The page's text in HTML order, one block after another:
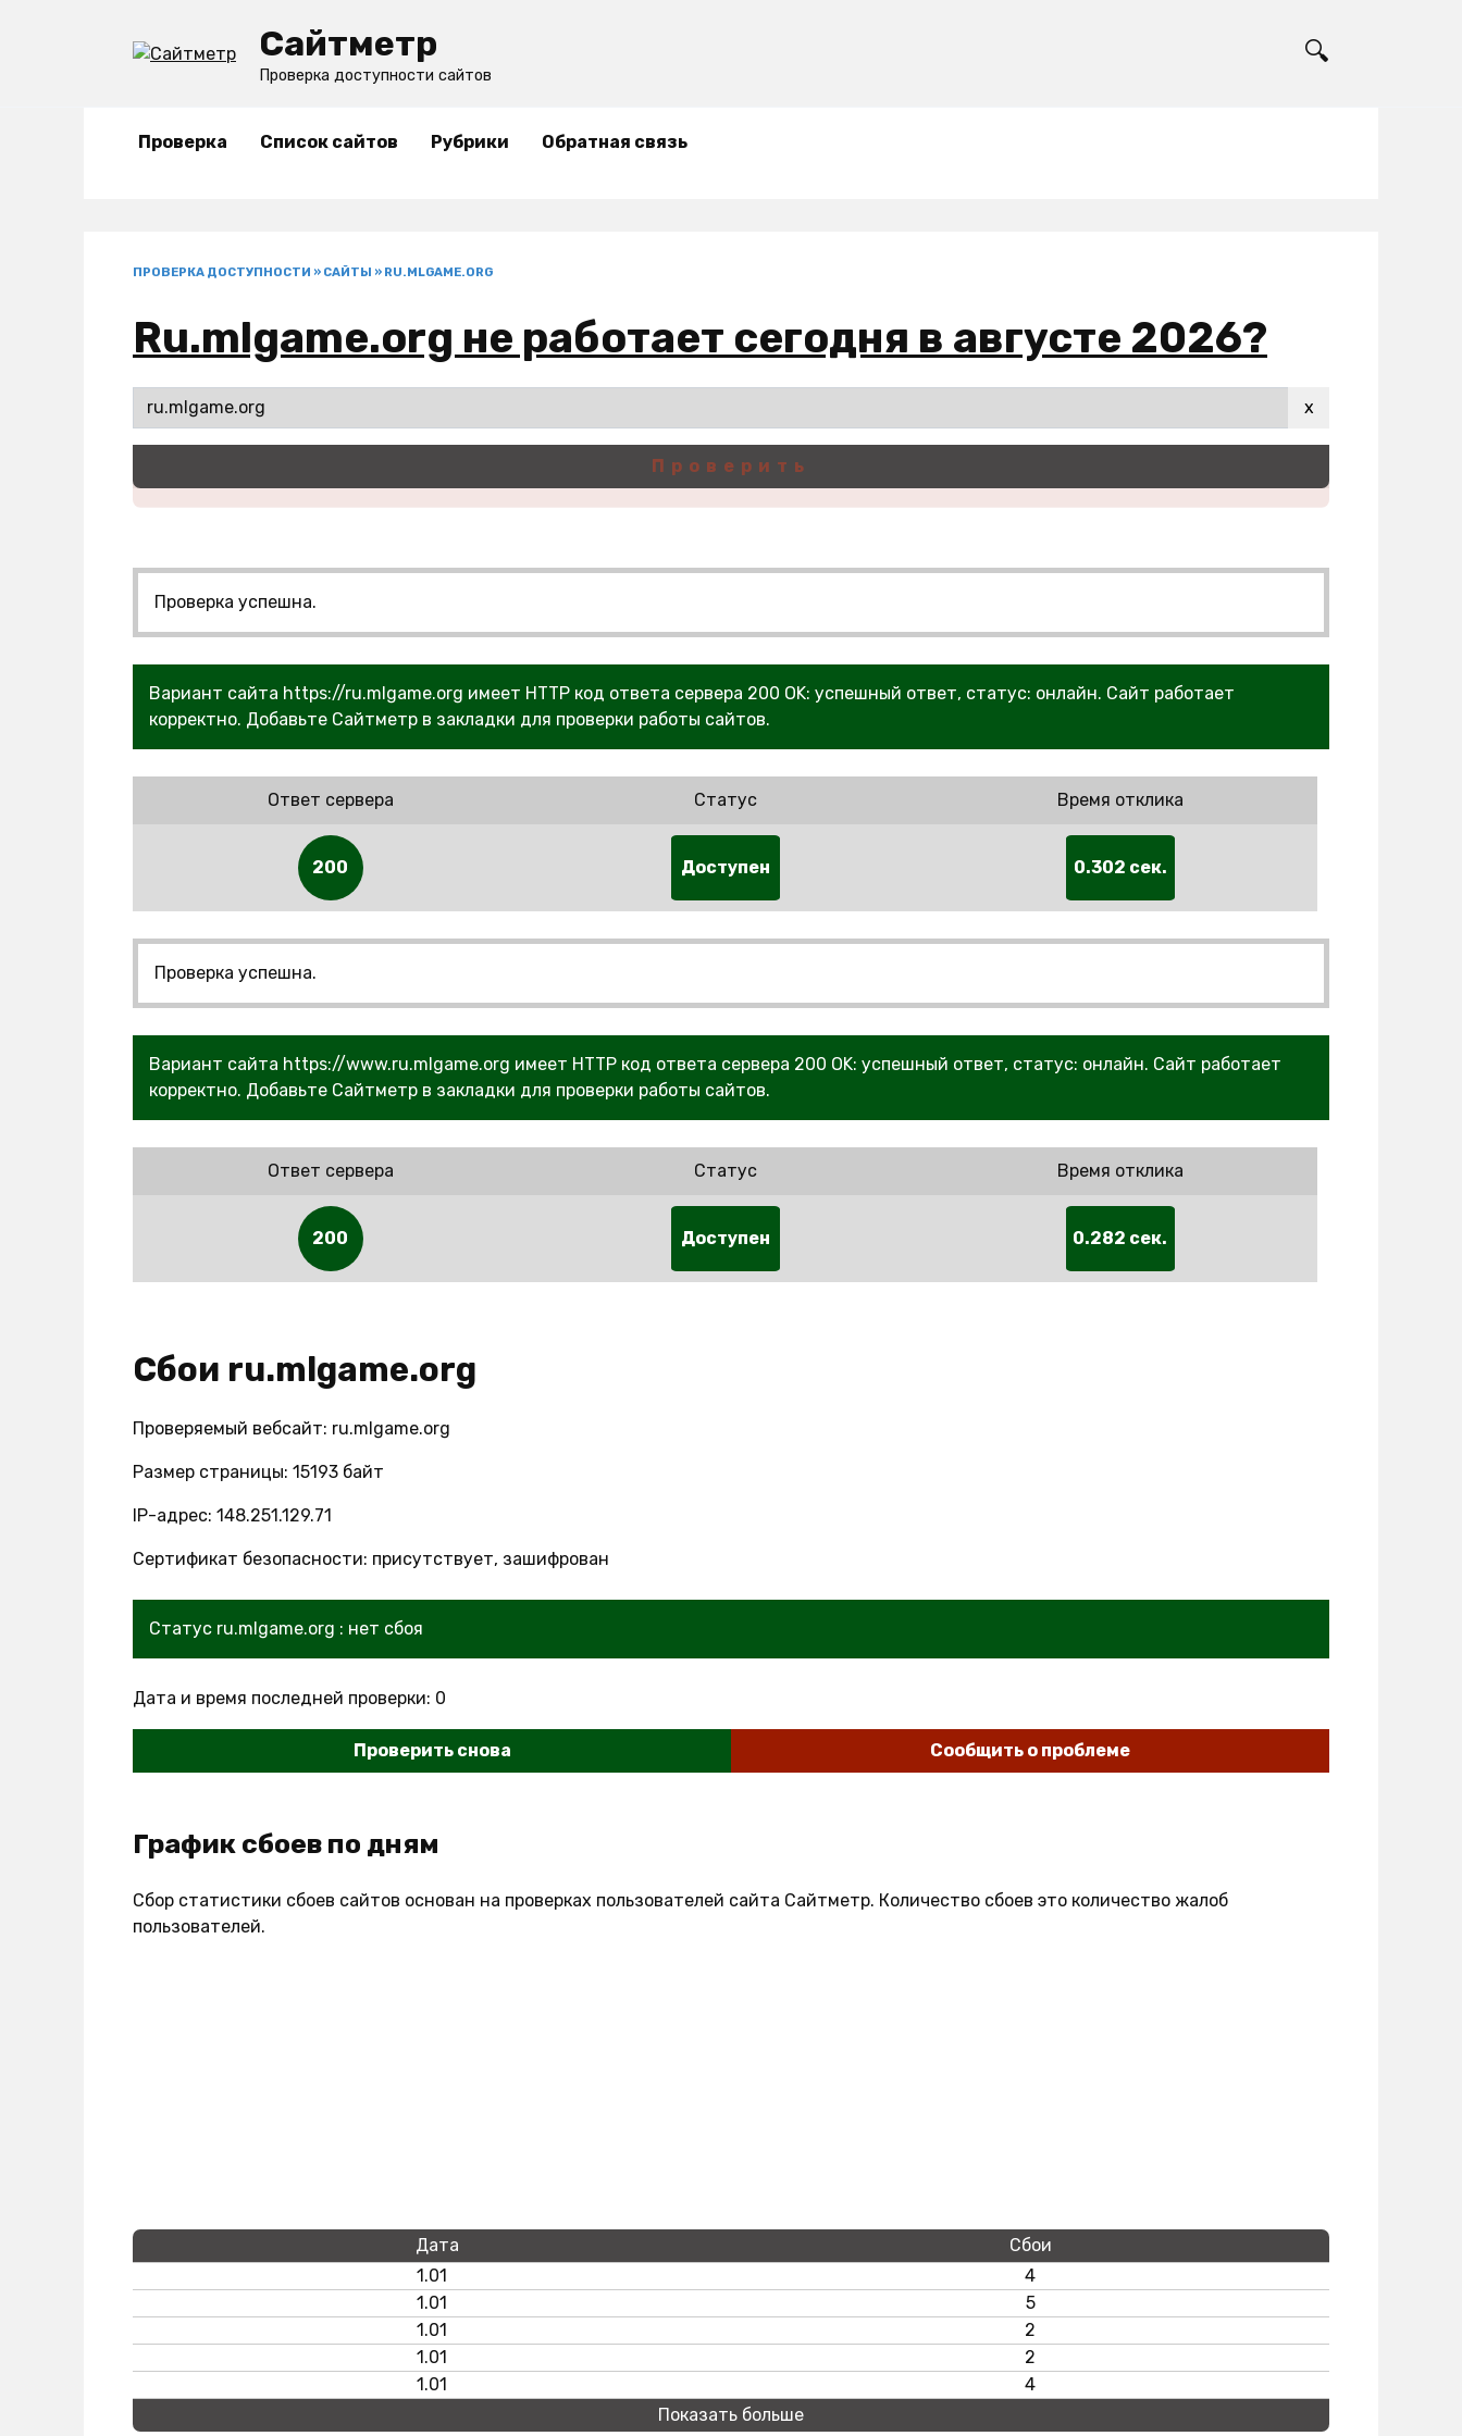
Сайтметр
Проверка доступности сайтов
Проверка Список сайтов Рубрики Обратная связь
ПРОВЕРКА ДОСТУПНОСТИ » САЙТЫ » RU.MLGAME.ORG
Ru.mlgame.org не работает сегодня в августе 2026?
x
Проверить
Проверка успешна.
Вариант сайта https://ru.mlgame.org имеет HTTP код ответа сервера 200 OK: успешный ответ, статус: онлайн. Сайт работает
корректно. Добавьте Сайтметр в закладки для проверки работы сайтов.
Ответ сервера
200
Статус
Доступен
Время отклика
0.302 сек.
Проверка успешна.
Вариант сайта https://www.ru.mlgame.org имеет HTTP код ответа сервера 200 OK: успешный ответ, статус: онлайн. Сайт работает
корректно. Добавьте Сайтметр в закладки для проверки работы сайтов.
Ответ сервера
200
Статус
Доступен
Время отклика
0.282 сек.
Сбои ru.mlgame.org
Проверяемый вебсайт: ru.mlgame.org
Размер страницы: 15193 байт
IP-адрес: 148.251.129.71
Сертификат безопасности: присутствует, зашифрован
Статус ru.mlgame.org : нет сбоя
Дата и время последней проверки: 0
Проверить снова Сообщить о проблеме
График сбоев по дням
Сбор статистики сбоев сайтов основан на проверках пользователей сайта Сайтметр. Количество сбоев это количество жалоб
пользователей.
Дата
Сбои
1.01
4
1.01
5
1.01
2
1.01
2
1.01
4
Показать больше